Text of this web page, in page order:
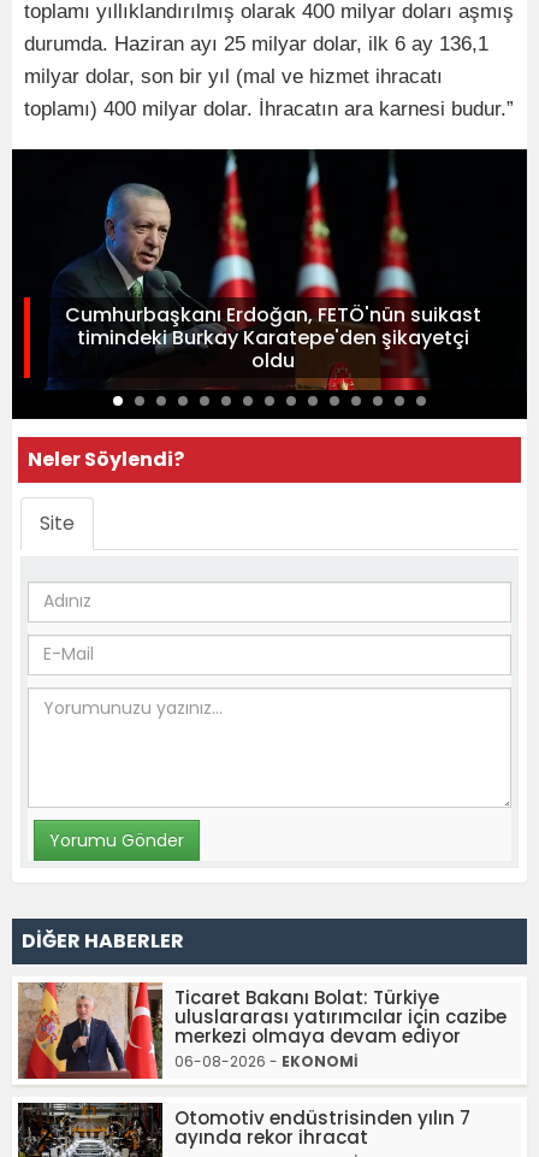
toplamı yıllıklandırılmış olarak 400 milyar doları aşmış
durumda. Haziran ayı 25 milyar dolar, ilk 6 ay 136,1
milyar dolar, son bir yıl (mal ve hizmet ihracatı
toplamı) 400 milyar dolar. İhracatın ara karnesi budur.”
Cumhurbaşkanı Erdoğan, FETÖ'nün suikast
timindeki Burkay Karatepe'den şikayetçi
oldu
Neler Söylendi?
Site
DİĞER HABERLER
Ticaret Bakanı Bolat: Türkiye
uluslararası yatırımcılar için cazibe
merkezi olmaya devam ediyor
06-08-2026 - EKONOMİ
Otomotiv endüstrisinden yılın 7
ayında rekor ihracat